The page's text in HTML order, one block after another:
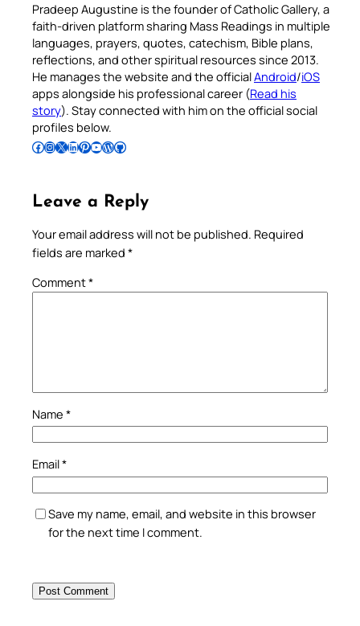
Pradeep Augustine is the founder of Catholic Gallery, a
faith-driven platform sharing Mass Readings in multiple
languages, prayers, quotes, catechism, Bible plans,
reflections, and other spiritual resources since 2013.
He manages the website and the officialAndroid/iOS
apps alongside his professional career (Read his
story). Stay connected with him on the official social
profiles below.
Follow Pradeep on Facebook Follow Pradeep on InstagramFollow Pradeep on X Follow Pradeep on LinkedIn Follow Pradeep on Pinterest Subscribe to Pradeep’s Youtube Channel Follow Pradeep on WordPress Follow Pradeep on GitHub
Leave a Reply
Your email address will not be published. Required
fields are marked *
Comment*
Name *
Email*
Save my name, email, and website in this browser
for the next time I comment.